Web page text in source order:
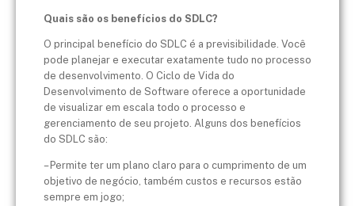
​Quais são os benefícios do SDLC?
O principal benefício do SDLC é a previsibilidade. Você
pode planejar e executar exatamente tudo no processo
de desenvolvimento. O Ciclo de Vida do
Desenvolvimento de Software oferece a oportunidade
de visualizar em escala todo o processo e
gerenciamento de seu projeto. Alguns dos benefícios
do SDLC são:
– Permite ter um plano claro para o cumprimento de um
objetivo de negócio, também custos e recursos estão
sempre em jogo;